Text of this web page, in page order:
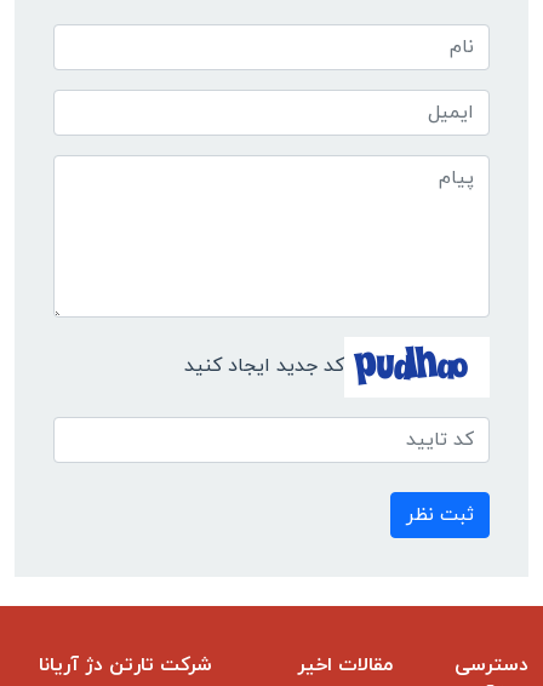
کد جدید ایجاد کنید
ثبت نظر
دسترسی
مقالات اخیر شرکت تارتن دژ آریانا